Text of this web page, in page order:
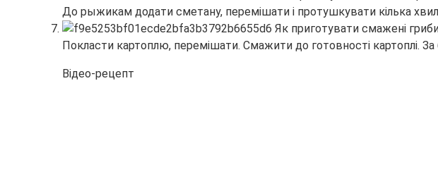
До рыжикам додати сметану, перемішати і протушкувати кілька
Покласти картоплю, перемішати. Смажити до готовності картоплі.
Відео-рецепт